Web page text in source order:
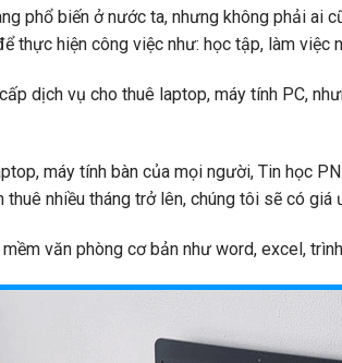
phổ biến ở nước ta, nhưng không phải
thực hiện công việc như: học tập, làm
dịch vụ cho thuê laptop, máy tính PC,
máy tính bàn của mọi người, Tin học
nhiều tháng trở lên, chúng tôi sẽ có giá
văn phòng cơ bản như word, excel,